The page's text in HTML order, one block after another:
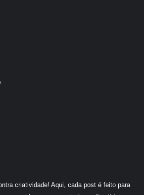
criatividade! Aqui, cada post é feito para